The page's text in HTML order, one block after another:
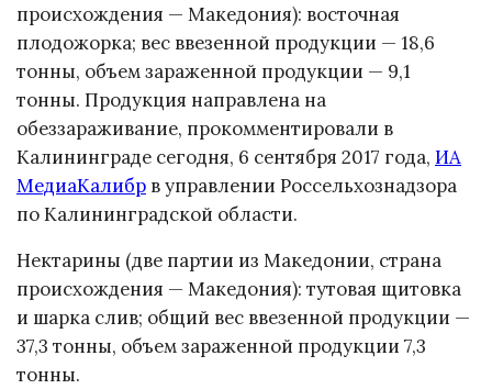
происхождения — Македония): восточная
плодожорка; вес ввезенной продукции — 18,6
тонны, объем зараженной продукции — 9,1
тонны. Продукция направлена на
обеззараживание, прокомментировали в
Калининграде сегодня, 6 сентября 2017 года, ИА
МедиаКалибр в управлении Россельхознадзора
по Калининградской области.
Нектарины (две партии из Македонии, страна
происхождения — Македония): тутовая щитовка
и шарка слив; общий вес ввезенной продукции —
37,3 тонны, объем зараженной продукции 7,3
тонны.